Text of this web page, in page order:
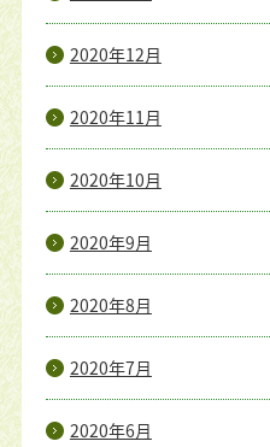
2020年12月
2020年11月
2020年10月
2020年9月
2020年8月
2020年7月
2020年6月